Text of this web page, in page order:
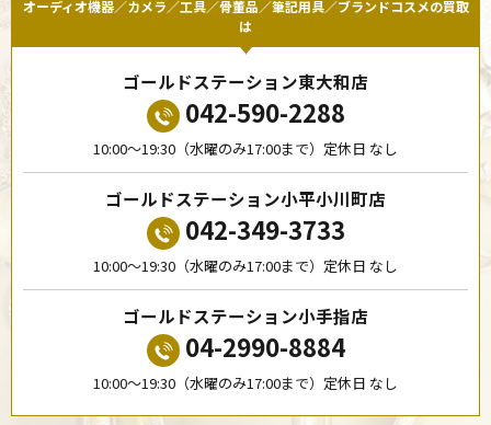
オーディオ機器／カメラ／工具／骨董品／筆記用具／ブランドコスメの買取
は
ゴールドステーション東大和店
042-590-2288
10:00〜19:30（水曜のみ17:00まで）定休日 なし
ゴールドステーション小平小川町店
042-349-3733
10:00〜19:30（水曜のみ17:00まで）定休日 なし
ゴールドステーション小手指店
04-2990-8884
10:00〜19:30（水曜のみ17:00まで）定休日 なし